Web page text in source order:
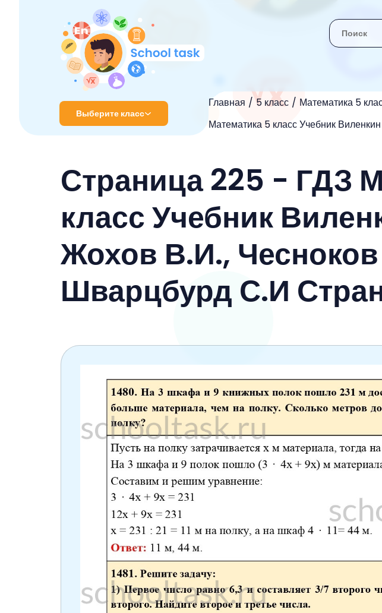
Выберите класс
Главная 5 класс
Математика 5
Математика 5 класс Учебник
2 класс
3 класс
4 класс
5 класс
7 класс
9 класс
Страница 225 - ГДЗ
класс Учебник
Жохов В.И.,
Шварцбурд С.И